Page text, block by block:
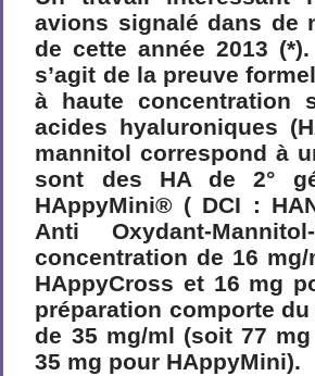
avions signalé dans de
de cette année 2013
s’agit de la preuve
à haute concentration
acides hyaluroniques
mannitol correspond à
sont des HA de 2°
HAppyMini® ( DCI :
Anti Oxydant-
concentration de 16
HAppyCross et 16 mg
préparation comporte
de 35 mg/ml (soit 77
35 mg pour HAppyMini).